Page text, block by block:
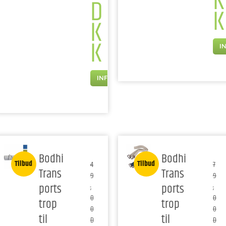
D
K
K
INFO
K
Tilbud Bodhi
Trans
ports
trop
til
4
9
,
0
0
D
Tilbud Bodhi
Trans
ports
trop
til
7
9
,
0
0
D